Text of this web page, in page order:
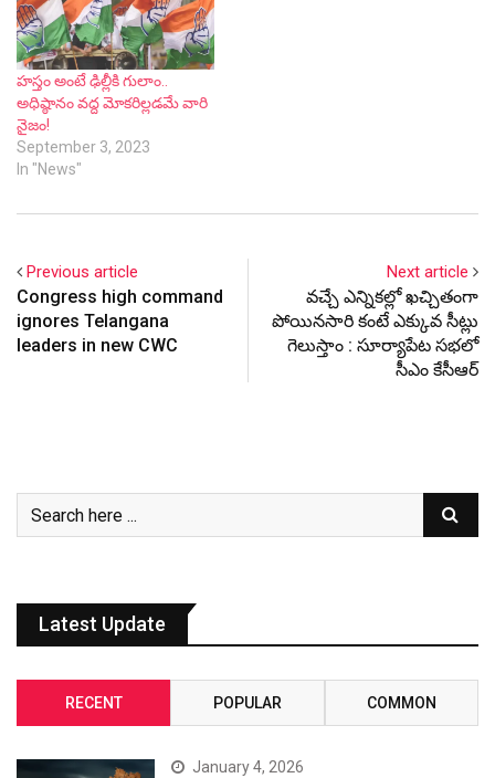
హ‌స్తం అంటే ఢిల్లీకి గులాం..
అధిష్ఠానం వ‌ద్ద మోక‌రిల్ల‌డ‌మే వారి
నైజం!
September 3, 2023
In "News"
Previous article
Congress high command
ignores Telangana
leaders in new CWC
Next article
వచ్చే ఎన్నికల్లో ఖచ్చితంగా
పోయినసారి కంటే ఎక్కువ సీట్లు
గెలుస్తాం : సూర్యాపేట సభలో
సీఎం కేసీఆర్
Latest Update
RECENT POPULAR COMMON
January 4, 2026